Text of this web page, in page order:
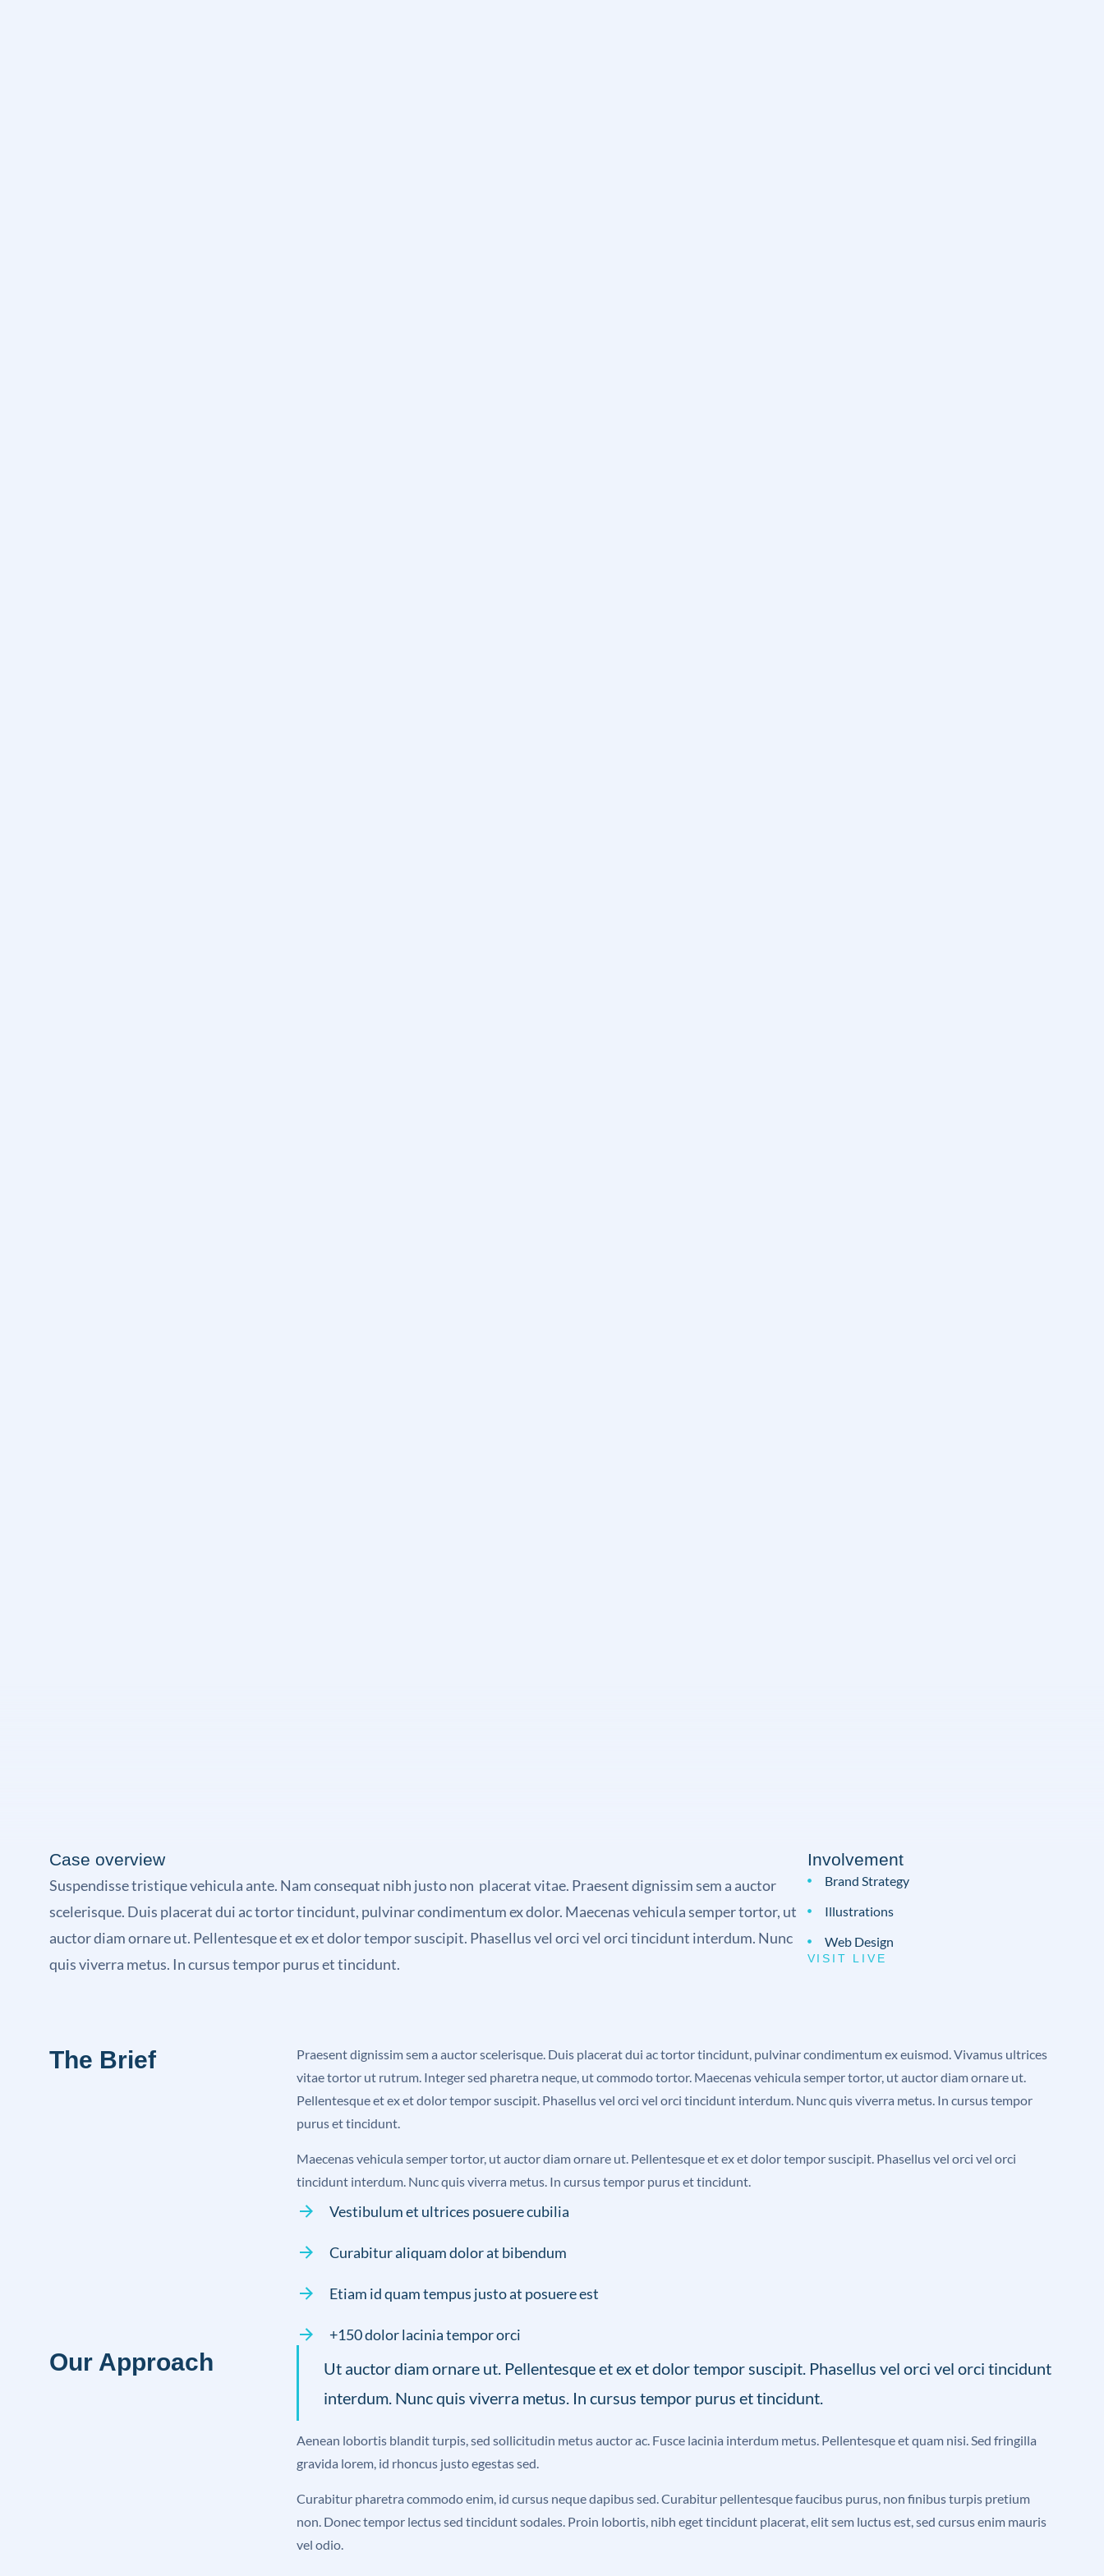
Case overview
Suspendisse tristique vehicula ante. Nam consequat nibh justo non placerat vitae. Praesent dignissim sem a auctor
scelerisque. Duis placerat dui ac tortor tincidunt, pulvinar condimentum ex dolor. Maecenas vehicula semper tortor, ut
auctor diam ornare ut. Pellentesque et ex et dolor tempor suscipit. Phasellus vel orci vel orci tincidunt interdum. Nunc
quis viverra metus. In cursus tempor purus et tincidunt.
Involvement
Brand Strategy
Illustrations
Web Design
VISIT LIVE
The Brief
Praesent dignissim sem a auctor scelerisque. Duis placerat dui ac tortor tincidunt, pulvinar condimentum ex euismod. Vivamus ultrices
vitae tortor ut rutrum. Integer sed pharetra neque, ut commodo tortor. Maecenas vehicula semper tortor, ut auctor diam ornare ut.
Pellentesque et ex et dolor tempor suscipit. Phasellus vel orci vel orci tincidunt interdum. Nunc quis viverra metus. In cursus tempor
purus et tincidunt.
Maecenas vehicula semper tortor, ut auctor diam ornare ut. Pellentesque et ex et dolor tempor suscipit. Phasellus vel orci vel orci
tincidunt interdum. Nunc quis viverra metus. In cursus tempor purus et tincidunt.
Vestibulum et ultrices posuere cubilia
Curabitur aliquam dolor at bibendum
Etiam id quam tempus justo at posuere est
+150 dolor lacinia tempor orci
Our Approach
Ut auctor diam ornare ut. Pellentesque et ex et dolor tempor suscipit. Phasellus vel orci vel orci tincidunt
interdum. Nunc quis viverra metus. In cursus tempor purus et tincidunt.
Aenean lobortis blandit turpis, sed sollicitudin metus auctor ac. Fusce lacinia interdum metus. Pellentesque et quam nisi. Sed fringilla
gravida lorem, id rhoncus justo egestas sed.
Curabitur pharetra commodo enim, id cursus neque dapibus sed. Curabitur pellentesque faucibus purus, non finibus turpis pretium
non. Donec tempor lectus sed tincidunt sodales. Proin lobortis, nibh eget tincidunt placerat, elit sem luctus est, sed cursus enim mauris
vel odio.